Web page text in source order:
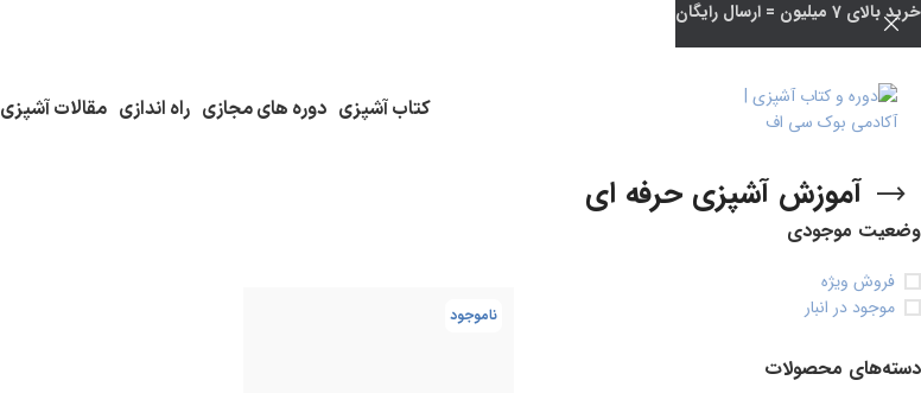
کتاب آشپزی دوره های مجازی راه اندازی مقالات آشپزی
آموزش آشپزی حرفه ای
وضعیت موجودی
فروش ویژه
موجود در انبار
دسته‌های محصولات
ناموجود
خرید بالای 7 میلیون = ارسال رایگان